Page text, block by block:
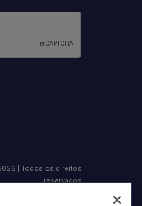
| Todos os direitos
reservados